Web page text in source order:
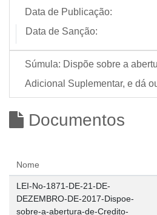
Data de Publicação:
Data de Sanção:
Súmula: Dispõe sobre a
Adicional Suplementar, e dá
Documentos
Nome
LEI-No-1871-DE-21-DE-
DEZEMBRO-DE-2017-Dispoe-
sobre-a-abertura-de-Credito-